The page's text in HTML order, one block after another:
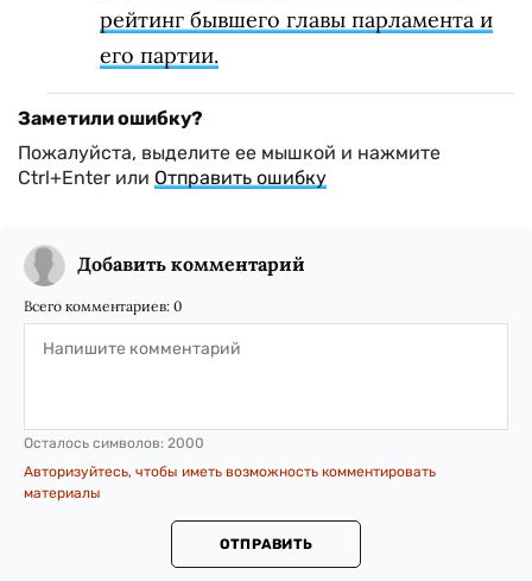
рейтинг бывшего главы парламента и
его партии.
Заметили ошибку?
Пожалуйста, выделите ее мышкой и нажмите
Ctrl+Enter или Отправить ошибку
Добавить комментарий
Всего комментариев: 0
Осталось символов: 2000
Авторизуйтесь, чтобы иметь возможность комментировать
материалы
ОТПРАВИТЬ